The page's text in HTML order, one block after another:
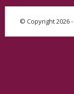
© Copyright 2026 -